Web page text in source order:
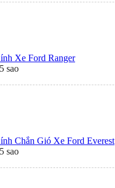
Xe Ford Ranger
5 sao
Chắn Gió Xe Ford Everest
5 sao